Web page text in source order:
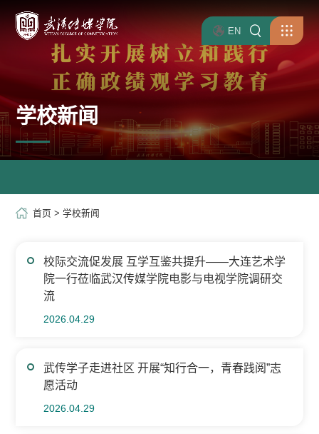
EN
学校新闻
首页 >学校新闻
校际交流促发展 互学互鉴共提升——大连艺术学
院一行莅临武汉传媒学院电影与电视学院调研交
流
2026.04.29
武传学子走进社区 开展“知行合一，青春践阅”志
愿活动
2026.04.29